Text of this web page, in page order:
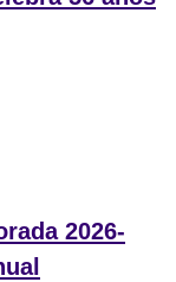
2026-